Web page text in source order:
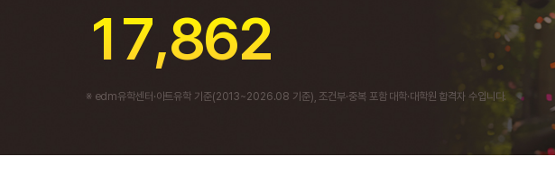
17,862
※ edm유학센터·아트유학 기준(2013~2026.08 기준),조건부·중복 포함 대학·대학원 합격자 수입니다.